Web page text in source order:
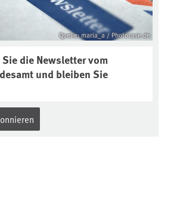
Quelle: maria_a / Photocase.de
die Newsletter vom
und bleiben Sie